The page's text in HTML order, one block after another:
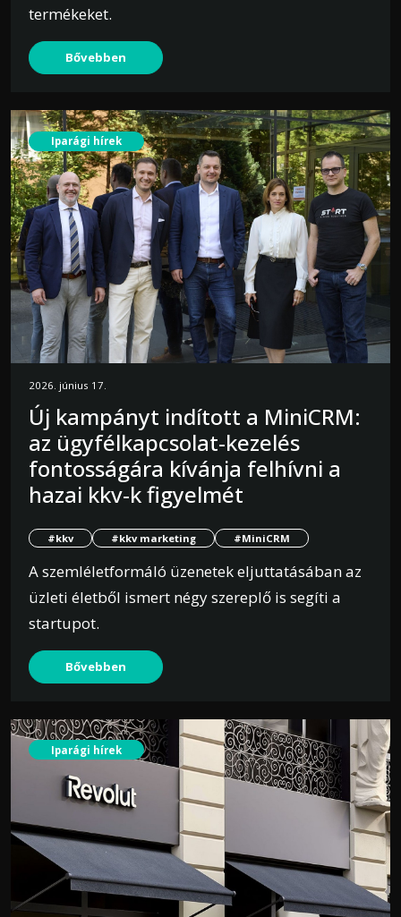
termékeket.
Bővebben
Iparági hírek
2026. június 17.
Új kampányt indított a MiniCRM:
az ügyfélkapcsolat-kezelés
fontosságára kívánja felhívni a
hazai kkv-k figyelmét
#kkv #kkv marketing #MiniCRM
A szemléletformáló üzenetek eljuttatásában az
üzleti életből ismert négy szereplő is segíti a
startupot.
Bővebben
Iparági hírek